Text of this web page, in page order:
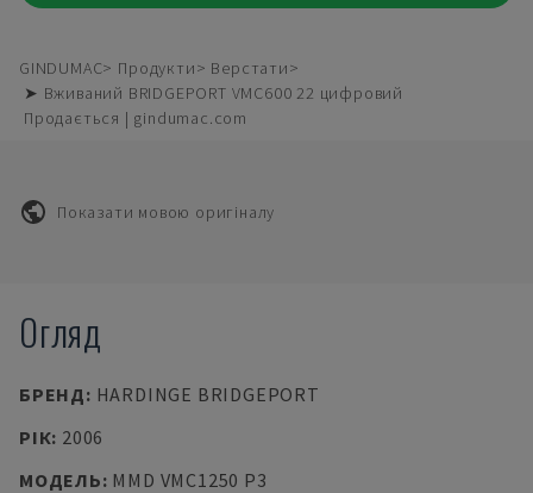
GINDUMAC Продукти
Верстати
➤ Вживаний BRIDGEPORT VMC600 22 цифровий
Продається | gindumac.com
Показати мовою оригіналу
Огляд
БРЕНД: HARDINGE BRIDGEPORT
РІК: 2006
МОДЕЛЬ: MMD VMC1250 P3